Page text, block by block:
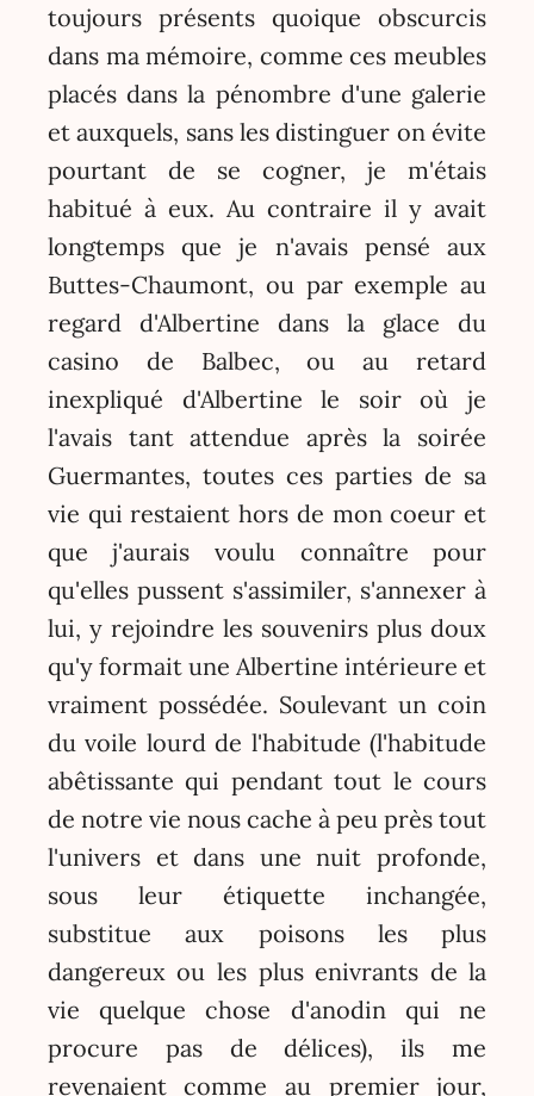
toujours présents quoique obscurcis
dans ma mémoire, comme ces meubles
placés dans la pénombre d'une galerie
et auxquels, sans les distinguer on évite
pourtant de se cogner, je m'étais
habitué à eux. Au contraire il y avait
longtemps que je n'avais pensé aux
Buttes-Chaumont, ou par exemple au
regard d'Albertine dans la glace du
casino de Balbec, ou au retard
inexpliqué d'Albertine le soir où je
l'avais tant attendue après la soirée
Guermantes, toutes ces parties de sa
vie qui restaient hors de mon coeur et
que j'aurais voulu connaître pour
qu'elles pussent s'assimiler, s'annexer à
lui, y rejoindre les souvenirs plus doux
qu'y formait une Albertine intérieure et
vraiment possédée. Soulevant un coin
du voile lourd de l'habitude (l'habitude
abêtissante qui pendant tout le cours
de notre vie nous cache à peu près tout
l'univers et dans une nuit profonde,
sous leur étiquette inchangée,
substitue aux poisons les plus
dangereux ou les plus enivrants de la
vie quelque chose d'anodin qui ne
procure pas de délices), ils me
revenaient comme au premier jour,